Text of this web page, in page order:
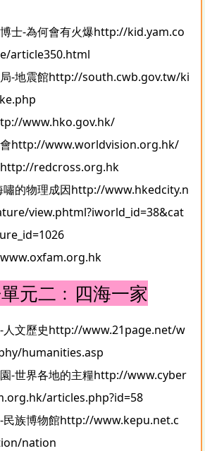
士-為何會有火爆http://kid.yam.co
article350.html
-地震館http://south.cwb.gov.tw/ki
www.hko.gov.hk/
http://www.worldvision.org.hk/
http://redcross.org.hk
的物理成因http://www.hkedcity.n
view.phtml?iworld_id=38&cat
元二﹕四海一家
文歷史http://www.21page.net/w
humanities.asp
-世界各地的主糧http://www.cyber
articles.php?id=58
族博物館http://www.kepu.net.c
nation